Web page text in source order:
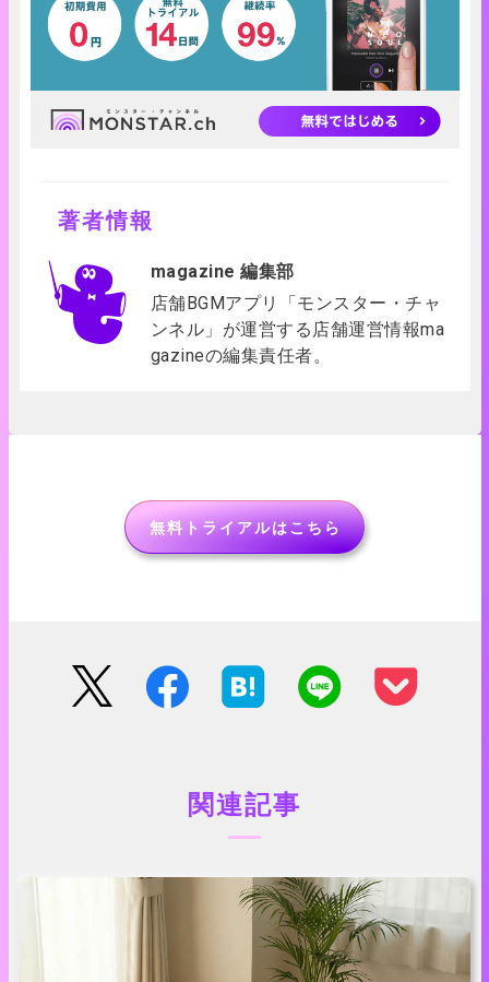
著者情報
magazine 編集部
店舗BGMアプリ「モンスター・チャ
ンネル」が運営する店舗運営情報ma
gazineの編集責任者。
無料トライアルはこちら
関連記事